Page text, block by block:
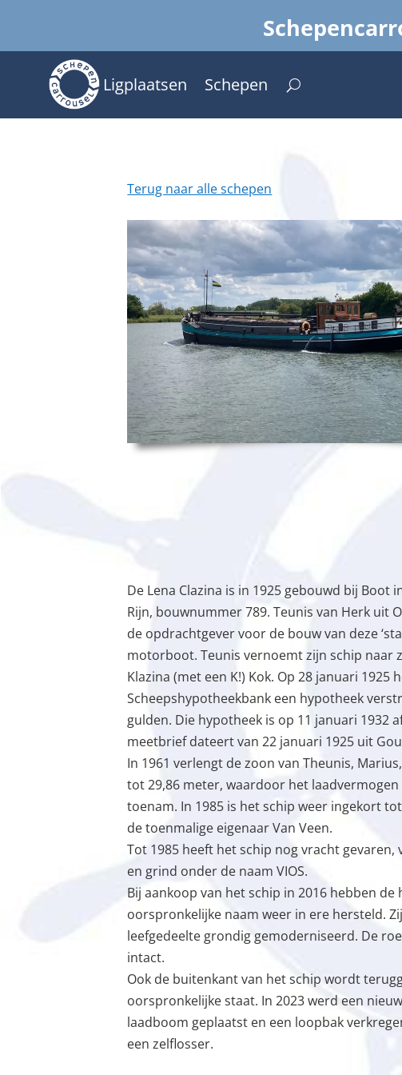
Ligplaatsen Schepen
Terug naar alle schepen
De Lena Clazina is in 1925 gebouwd bij Boot
Rijn, bouwnummer 789. Teunis van Herk uit
de opdrachtgever voor de bouw van deze
motorboot. Teunis vernoemt zijn schip naar
Klazina (met een K!) Kok. Op 28 januari 1925
Scheepshypotheekbank een hypotheek
gulden. Die hypotheek is op 11 januari 1932
meetbrief dateert van 22 januari 1925 uit
In 1961 verlengt de zoon van Theunis,
tot 29,86 meter, waardoor het laadvermogen
toenam. In 1985 is het schip weer ingekort
de toenmalige eigenaar Van Veen.
Tot 1985 heeft het schip nog vracht gevaren,
en grind onder de naam VIOS.
Bij aankoop van het schip in 2016 hebben de
oorspronkelijke naam weer in ere hersteld.
leefgedeelte grondig gemoderniseerd. De
intact.
Ook de buitenkant van het schip wordt
oorspronkelijke staat. In 2023 werd een
laadboom geplaatst en een loopbak
een zelflosser.